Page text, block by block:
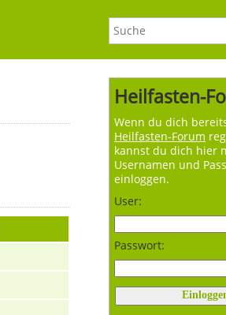
Heilfasten-
Wenn du dich
Heilfasten-Forum
kannst du dich hier
Usernamen und
einloggen.
User:
Passwort: